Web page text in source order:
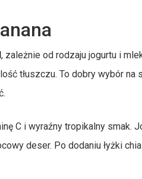
, zależnie od rodzaju jogurtu i
tłuszczu. To dobry wybór na
C i wyraźny tropikalny smak.
deser. Po dodaniu łyżki